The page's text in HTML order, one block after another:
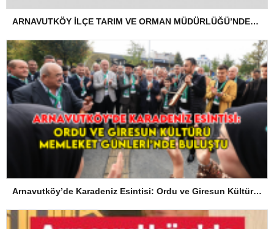
ARNAVUTKÖY İLÇE TARIM VE ORMAN MÜDÜRLÜĞÜ’NDEN İLANEN TEBLİGAT
Arnavutköy’de Karadeniz Esintisi: Ordu ve Giresun Kültürü Memleket Günleri’nde Buluştu